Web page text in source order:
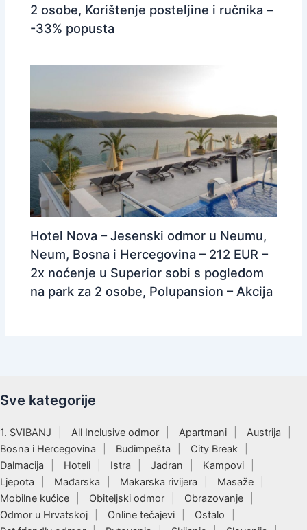
2 osobe, Korištenje posteljine i ručnika –
-33% popusta
Hotel Nova – Jesenski odmor u Neumu,
Neum, Bosna i Hercegovina – 212 EUR –
2x noćenje u Superior sobi s pogledom
na park za 2 osobe, Polupansion – Akcija
Sve kategorije
1. SVIBANJ All Inclusive odmor Apartmani
Austrija
Bosna i Hercegovina
Budimpešta
City Break
Dalmacija
Hoteli Istra Jadran
Kampovi
Ljepota
Mađarska Makarska rivijera
Masaže
Mobilne kućice
Obiteljski odmor
Obrazovanje
Odmor u Hrvatskoj
Online tečajevi
Ostalo